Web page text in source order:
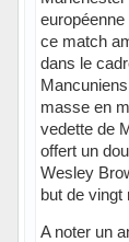
européenne
ce match
dans le
masse en
vedette de
offert un
Wesley
but de vingt
A noter un